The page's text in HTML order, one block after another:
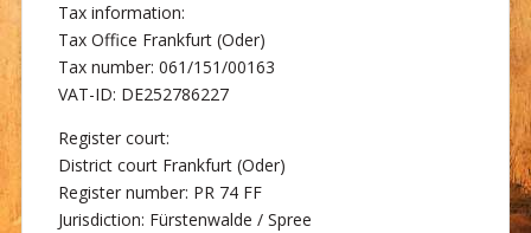
Tax information:
Tax Office Frankfurt (Oder)
Tax number: 061/151/00163
VAT-ID: DE252786227
Register court:
District court Frankfurt (Oder)
Register number: PR 74 FF
Jurisdiction: Fürstenwalde / Spree